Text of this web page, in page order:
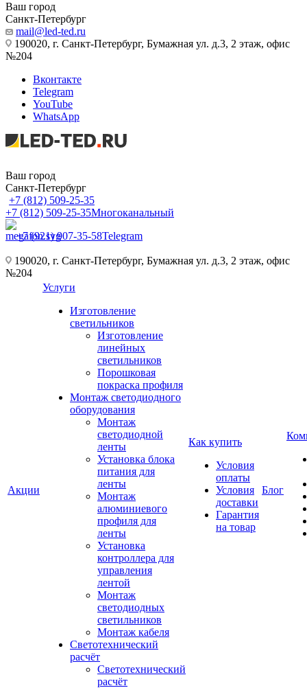
Ваш город
Санкт-Петербург
mail@led-ted.ru
190020, г. Санкт-Петербург, Бумажная ул. д.3, 2 этаж, офис
№204
Вконтакте
Telegram
YouTube
WhatsApp
Ваш город
Санкт-Петербург
+7 (812) 509-25-35
+7 (812) 509-25-35Многоканальный
+7 (921) 907-35-58Telegram
190020, г. Санкт-Петербург, Бумажная ул. д.3, 2 этаж, офис
№204
Акции
Услуги
Изготовление
светильников
Изготовление
линейных
светильников
Порошковая
покраска профиля
Монтаж светодиодного
оборудования
Монтаж
светодиодной
ленты
Установка блока
питания для
ленты
Монтаж
алюминиевого
профиля для
ленты
Установка
контроллера для
управления
лентой
Монтаж
светодиодных
светильников
Монтаж кабеля
Светотехнический
расчёт
Светотехнический
расчёт
Как купить
Условия
оплаты
Условия
доставки
Гарантия
на товар
Блог